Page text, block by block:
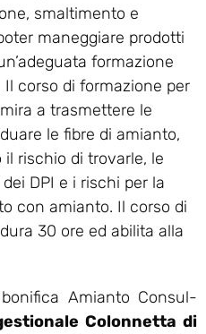
smaltimento e
maneggiare prodotti
formazione
corso di formazione per
a trasmettere le
le fibre di amianto,
rischio di trovarle, le
DPI e i rischi per la
con amianto. Il corso di
30 ore ed abilita alla
Amianto Consul-
Colonnetta di